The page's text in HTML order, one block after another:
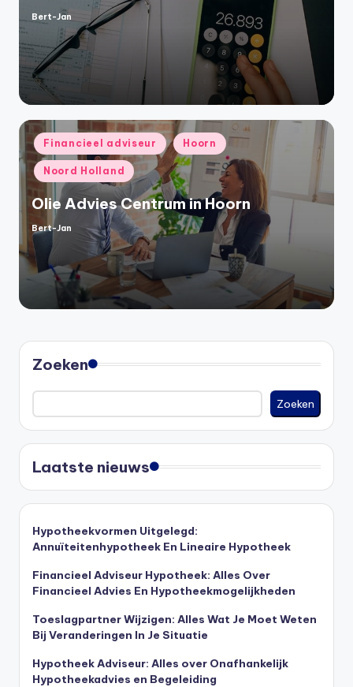
Geplaatst
Bert-Jan
Geplaatst
in
Financieel adviseur Hoorn
Noord Holland
Olie Advies Centrum in Hoorn
Geplaatst
door
Bert-Jan
Zoeken
Zoeken
Laatste nieuws
Hypotheekvormen Uitgelegd:
Annuïteitenhypotheek En Lineaire Hypotheek
Financieel Adviseur Hypotheek: Alles Over
Financieel Advies En Hypotheekmogelijkheden
Toeslagpartner Wijzigen: Alles Wat Je Moet Weten
Bij Veranderingen In Je Situatie
Hypotheek Adviseur: Alles over Onafhankelijk
Hypotheekadvies en Begeleiding